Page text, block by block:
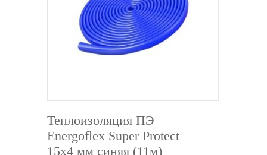
Теплоизоляция ПЭ
Energofleх Super Protect
15х4 мм синяя (11м)